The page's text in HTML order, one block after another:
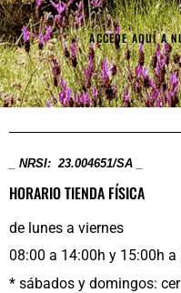
ACCEDE AQUÍ A
_ NRSI: 23.004651/SA _
HORARIO TIENDA FÍSICA
de lunes a viernes
08:00 a 14:00h y 15:00h a
* sábados y domingos: